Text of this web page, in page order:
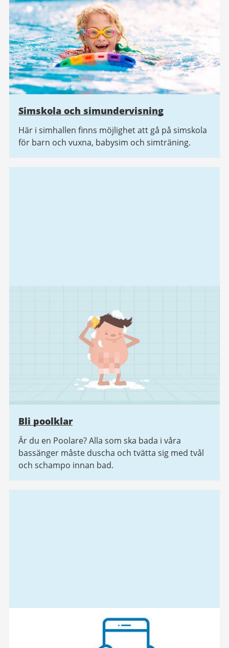
Simskola och simundervisning
Här i simhallen finns möjlighet att gå på simskola
för barn och vuxna, babysim och simträning.
Bli poolklar
Är du en Poolare? Alla som ska bada i våra
bassänger måste duscha och tvätta sig med tvål
och schampo innan bad.